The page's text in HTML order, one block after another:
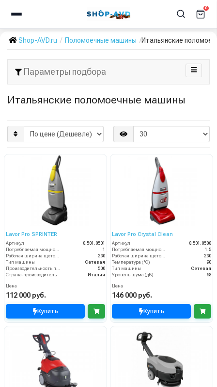
0
Shop-AVD.ru Поломоечные машины Итальянские
Параметры подбора
Итальянские поломоечные машины
Lavor Pro SPRINTER
Артикул
8.501.0501
1
290
Тип машины
Сетевая
500
Страна-производитель
Италия
Цена
112 000 руб.
Купить
Lavor Pro Crystal Clean
Артикул
8.501.0508
1.5
290
Температура (°C)
90
Тип машины
Сетевая
Уровень шума (дБ)
68
Цена
146 000 руб.
Купить